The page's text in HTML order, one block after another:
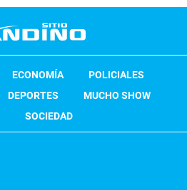
ECONOMÍA
POLICIALES
DEPORTES
MUCHO SHOW
SOCIEDAD